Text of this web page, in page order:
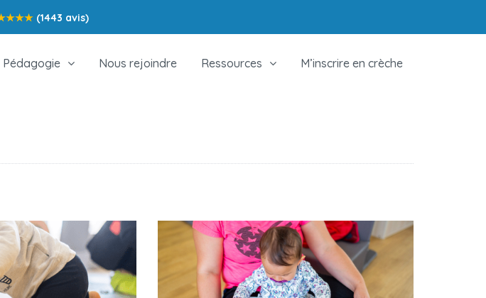
★★★ (1443 avis)
Pédagogie Nous rejoindre Ressources M’inscrire en crèche